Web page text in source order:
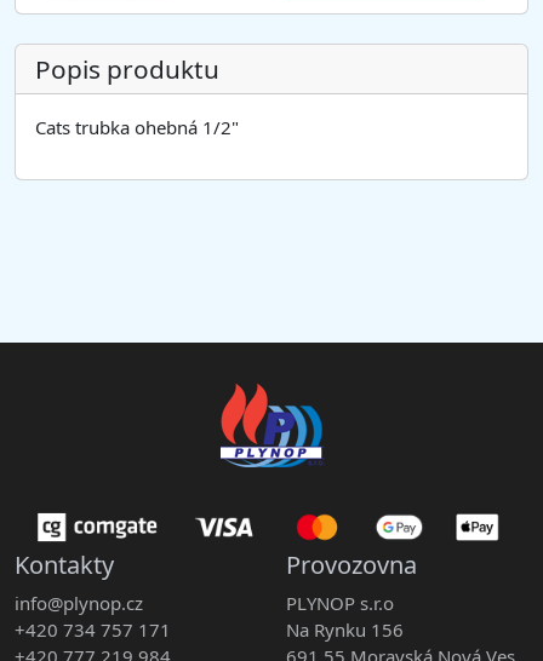
Popis produktu
Cats trubka ohebná 1/2"
Kontakty
info@plynop.cz
+420 734 757 171
+420 777 219 984
Provozovna
PLYNOP s.r.o
Na Rynku 156
691 55 Moravská Nová Ves